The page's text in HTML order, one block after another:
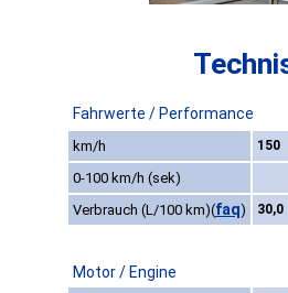
Fahrwerte / Performance
km/h 150
0-100 km/h (sek)
Verbrauch (L/100 km)(faq) 30,0
Motor / Engine